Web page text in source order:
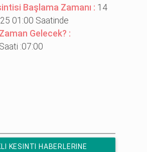
Başlama Zamanı : 14
01:00 Saatinde
Gelecek? :
:07:00
KESINTI HABERLERINE